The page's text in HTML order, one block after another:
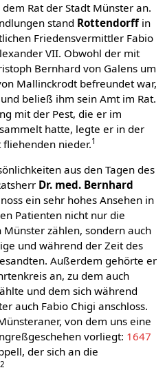
Rat der Stadt Münster an.
stand Rottendorffin
Friedensvermittler Fabio
VII. Obwohl der mit
Bernhard von Galens um
Mallinckrodt befreundet war,
beließ ihm sein Amt im Rat.
mit der Pest, die er im
hatte, legte er in der
nieder.1
aus den Tagen des
Dr. med. Bernhard
ein sehr hohes Ansehen in
Patienten nicht nur die
zählen, sondern auch
und während der Zeit des
Außerdem gehörte er
an, zu dem auch
und dem sich während
auch Fabio Chigi anschloss.
von dem uns eine
vorliegt: 1647
der sich an die
2